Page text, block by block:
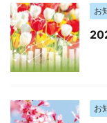
お
お